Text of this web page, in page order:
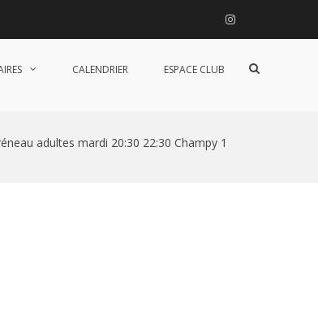
Instagram
CALENDRIER ESPACE CLUB
Afficher
adultes mardi 20:30 22:30 Champy 1